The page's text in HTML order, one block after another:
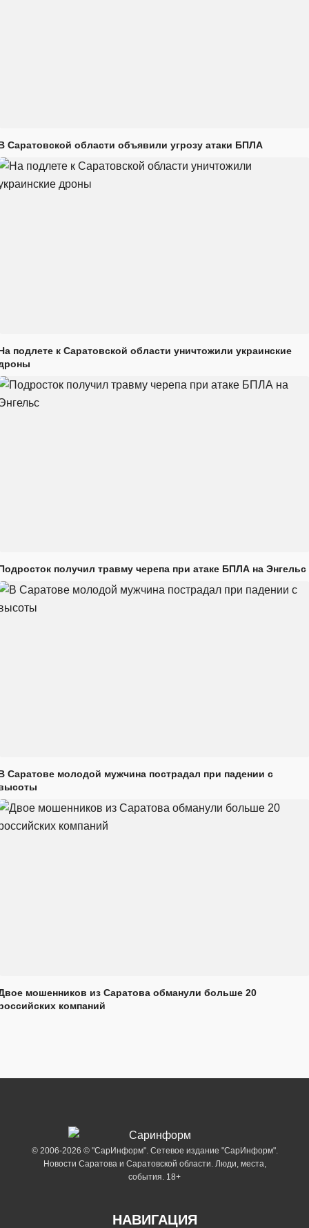
Саратовской области объявили угрозу атаки БПЛА
подлете к Саратовской области уничтожили украинские
получил травму черепа при атаке БПЛА на Энгельс
Саратове молодой мужчина пострадал при падении с
мошенников из Саратова обманули больше 20
компаний
© 2006-2026 © "СарИнформ". Сетевое издание "СарИнформ".
Новости Саратова и Саратовской области. Люди, места,
события. 18+
НАВИГАЦИЯ